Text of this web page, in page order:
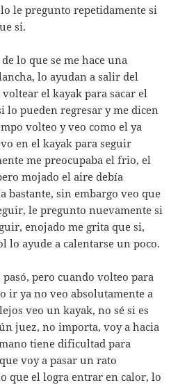
le pregunto repetidamente si
si.
lo que se me hace una
lo ayudan a salir del
voltear el kayak para sacar el
lo pueden regresar y me dicen
volteo y veo como el ya
en el kayak para seguir
me preocupaba el frio, el
mojado el aire debía
bastante, sin embargo veo que
le pregunto nuevamente si
enojado me grita que si,
lo ayude a calentarse un poco.
pero cuando volteo para
ir ya no veo absolutamente a
veo un kayak, no sé si es
juez, no importa, voy a hacia
tiene dificultad para
voy a pasar un rato
que el logra entrar en calor, lo